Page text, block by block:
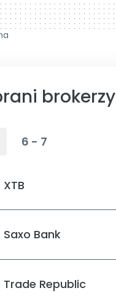
brokerzy
6 - 7
XTB
Saxo Bank
Trade Republic